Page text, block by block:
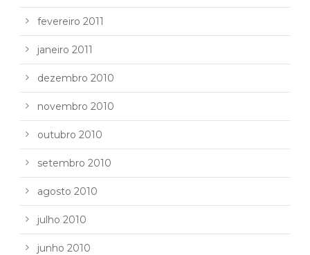
fevereiro 2011
janeiro 2011
dezembro 2010
novembro 2010
outubro 2010
setembro 2010
agosto 2010
julho 2010
junho 2010